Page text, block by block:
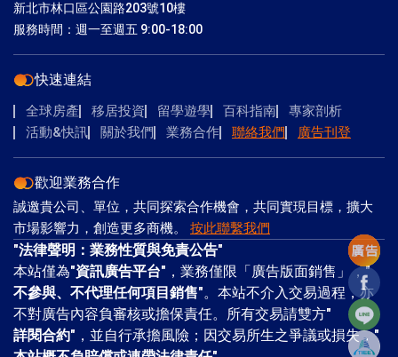
Line
新北市林口區公園路203號10樓
服務時間：週一至週五 9:00-18:00
快速連結
全球房產 移居投資 留學遊學 百科指南
專家剖析
活動&快訊
關於我們 業務合作 聯絡我們 廣告刊登
歡迎業務合作
誠邀貴公司、單位，共同探索合作機會，共同實現目標，擴大
市場影響力，創造更多商機。 按此聯繫我們
"法律聲明：業務性質與免責公告"
本站僅為"資訊廣告平台"，業務僅限「廣告版面銷售」，"
不參與、不代理任何項目銷售"。本站不介入交易過程，亦
不對廣告內容負審核或擔保責任。所有交易請雙方"
詳閱合約"，並自行承擔風險；因交易所生之爭議或損失，"